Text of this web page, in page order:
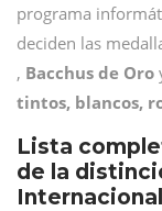
programa
deciden las
, Bacchus de Oro
tintos, blancos,
Lista
de la